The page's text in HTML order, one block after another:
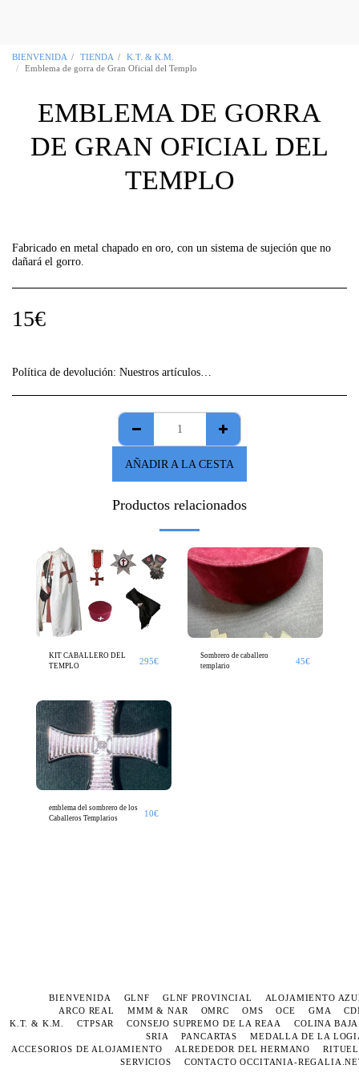
BIENVENIDA TIENDA
K.T. & K.M.
Emblema de gorra de Gran Oficial del Templo
EMBLEMA DE GORRA
DE GRAN OFICIAL DEL
TEMPLO
Fabricado en metal chapado en oro, con un sistema de sujeción que no
dañará el gorro.
15€
Política de devolución: Nuestros artículos, en su mayor parte, son "creaciones únicas", revisa atentamente la información de tu pedido ya que no se aceptarán devoluciones sin previo aviso.
AÑADIR A LA CESTA
Productos relacionados
KIT CABALLERO DEL
TEMPLO
295€
Sombrero de caballero
templario
45€
emblema del sombrero de los
Caballeros Templarios
10€
BIENVENIDA GLNF GLNF PROVINCIAL
ALOJAMIENTO
ARCO REAL
MMM & NAR OMRC OMS OCE GMA
K.T. & K.M.
CTPSAR CONSEJO SUPREMO DE LA REAA
COLINA
SRIA
PANCARTAS
MEDALLA DE LA
ACCESORIOS DE ALOJAMIENTO
ALREDEDOR DEL HERMANO
SERVICIOS
CONTACTO OCCITANIA-